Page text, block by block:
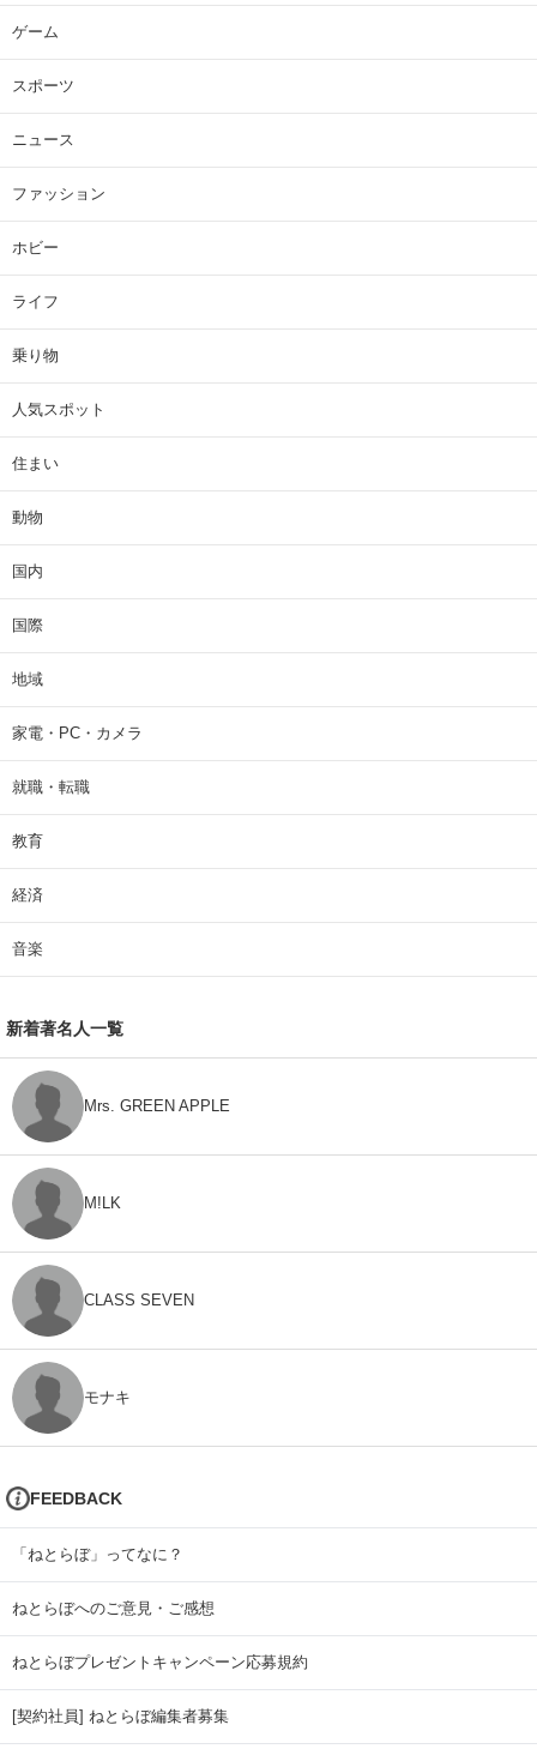
ゲーム
スポーツ
ニュース
ファッション
ホビー
ライフ
乗り物
人気スポット
住まい
動物
国内
国際
地域
家電・PC・カメラ
就職・転職
教育
経済
音楽
新着著名人一覧
Mrs. GREEN APPLE
M!LK
CLASS SEVEN
モナキ
FEEDBACK
「ねとらぼ」ってなに？
ねとらぼへのご意見・ご感想
ねとらぼプレゼントキャンペーン応募規約
[契約社員] ねとらぼ編集者募集